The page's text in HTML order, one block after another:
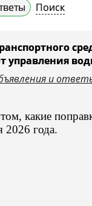
Поиск
управления
и
какие
2026 года.